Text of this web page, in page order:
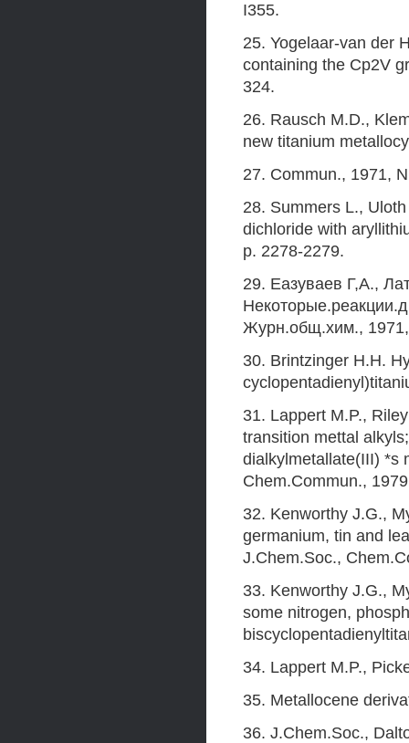
I355.
25. Yogelaar-van der
containing the Cp2V
324.
26. Rausch M.D.,
new titanium
27. Commun., 1971,
28. Summers L.,
dichloride with
p. 2278-2279.
29. Еазуваев Г,А.,
Журн.общ.хим., 1971,
30. Brintzinger Н.Н.
31. Lappert M.P.,
transition mettal
dialkylmetallate(III) *s
Chem.Commun.,
32. Kenworthy J.G.,
germanium, tin and
J.Chem.Soc.,
33. Kenworthy J.G.,
some nitrogen,
34. Lappert M.P.,
35. Metallocene
36. J.Chem.Soc.,